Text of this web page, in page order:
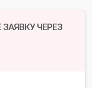
ЧЕРЕЗ